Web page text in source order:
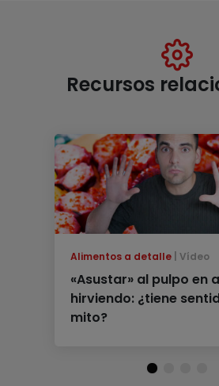
Recursos
Alimentos a detalle Vídeo
«Asustar» al pulpo en
hirviendo: ¿tiene
mito?